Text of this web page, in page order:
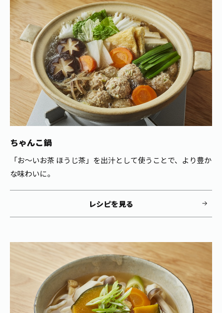
ちゃんこ鍋
「お～いお茶 ほうじ茶」を出汁として使うことで、より豊か
な味わいに。
レシピを見る